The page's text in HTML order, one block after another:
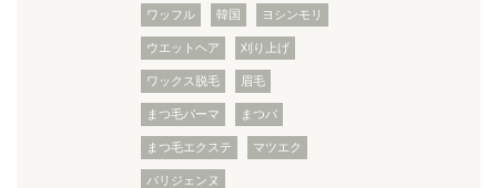
ワッフル 韓国 ヨシンモリ
ウエットヘア 刈り上げ
ワックス脱毛 眉毛
まつ毛パーマ まつパ
まつ毛エクステ マツエク
パリジェンヌ